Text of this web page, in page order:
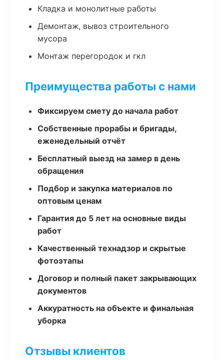
Кладка и монолитные работы
Демонтаж, вывоз строительного
мусора
Монтаж перегородок и гкл
Преимущества работы с нами
Фиксируем смету до начала работ
Собственные прорабы и бригады,
еженедельный отчёт
Бесплатный выезд на замер в день
обращения
Подбор и закупка материалов по
оптовым ценам
Гарантия до 5 лет на основные виды
работ
Качественный технадзор и скрытые
фотоэтапы
Договор и полный пакет закрывающих
документов
Аккуратность на объекте и финальная
уборка
Отзывы клиентов